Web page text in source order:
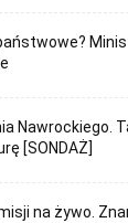
Nawrockiego.
[SONDAŻ]
na żywo.